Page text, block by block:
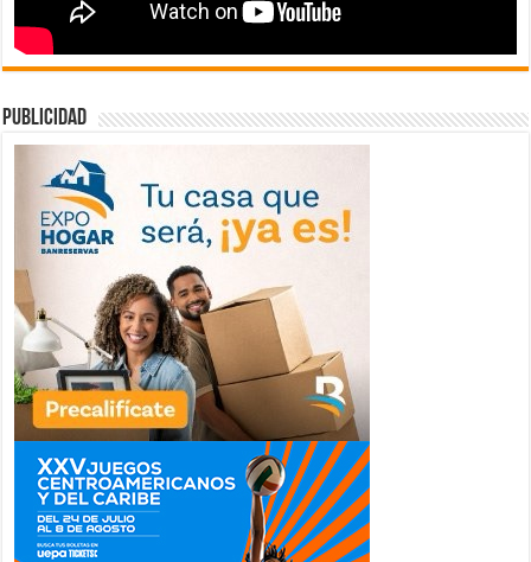
publicidad